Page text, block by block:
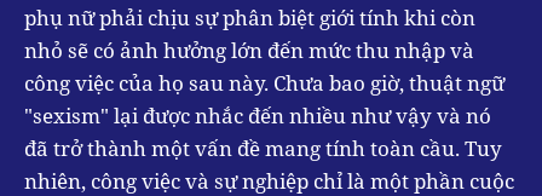
phụ nữ phải chịu sự phân biệt giới tính khi còn
nhỏ sẽ có ảnh hưởng lớn đến mức thu nhập và
công việc của họ sau này. Chưa bao giờ, thuật ngữ
"sexism" lại được nhắc đến nhiều như vậy và nó
đã trở thành một vấn đề mang tính toàn cầu. Tuy
nhiên, công việc và sự nghiệp chỉ là một phần cuộc